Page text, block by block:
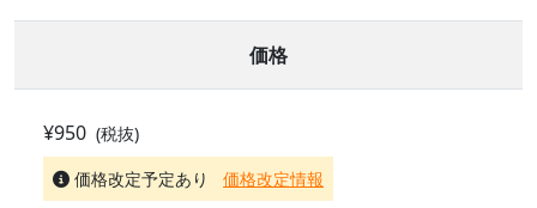
価格
¥950 (税抜)
価格改定予定あり
価格改定情報